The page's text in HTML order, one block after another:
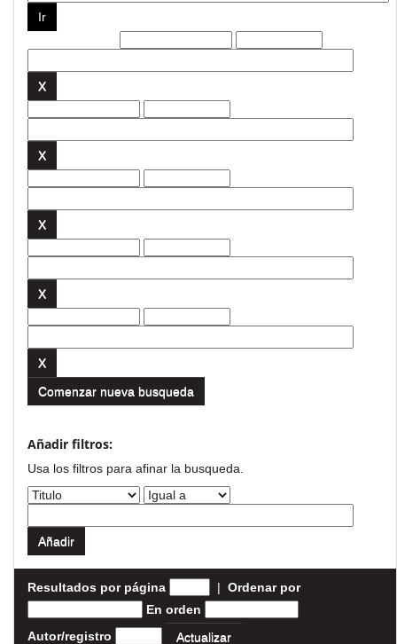
Comenzar nueva busqueda
Añadir filtros:
Usa los filtros para afinar la busqueda.
Resultados por página | Ordenar por
En orden
Autor/registro